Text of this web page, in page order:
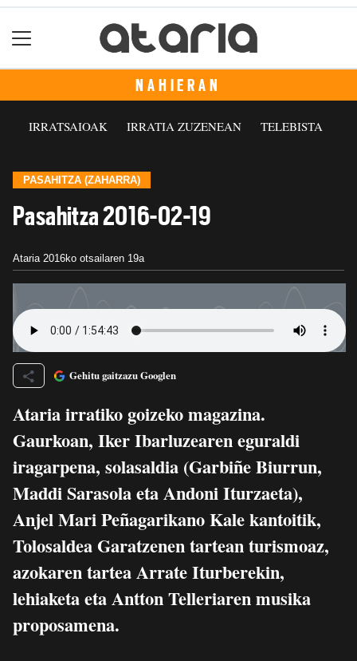
NAHIERAN
IRRATSAIOAK IRRATIA ZUZENEAN TELEBISTA
PASAHITZA (ZAHARRA)
Pasahitza 2016-02-19
Ataria 2016ko otsailaren 19a
Gehitu gaitzazu Googlen
Ataria irratiko goizeko magazina.
Gaurkoan, Iker Ibarluzearen eguraldi
iragarpena, solasaldia (Garbiñe Biurrun,
Maddi Sarasola eta Andoni Iturzaeta),
Anjel Mari Peñagarikano Kale kantoitik,
Tolosaldea Garatzenen tartean turismoaz,
azokaren tartea Arrate Iturberekin,
lehiaketa eta Antton Telleriaren musika
proposamena.